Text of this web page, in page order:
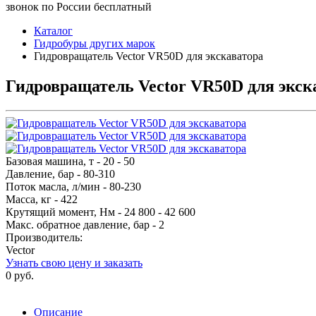
звонок по России бесплатный
Каталог
Гидробуры других марок
Гидровращатель Vector VR50D для экскаватора
Гидровращатель Vector VR50D для
Базовая машина, т - 20 - 50
Давление, бар - 80-310
Поток масла, л/мин - 80-230
Масса, кг - 422
Крутящий момент, Нм - 24 800 - 42 600
Макс. обратное давление, бар - 2
Производитель:
Vector
Узнать свою цену и заказать
0 руб.
Описание